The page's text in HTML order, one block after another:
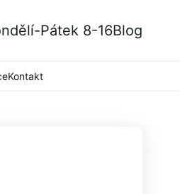
Pátek 8-16Blog
Kontakt